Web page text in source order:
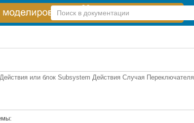
Справка
по
или блок Subsystem Действия Случая Переключателя